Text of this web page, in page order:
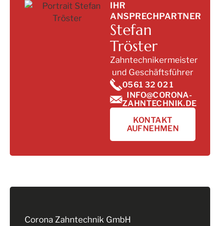
IHR
ANSPRECHPARTNER
Stefan
Tröster
Zahntechnikermeister
und Geschäftsführer
0561 32 02 1
INFO@CORONA-
ZAHNTECHNIK.DE
KONTAKT
AUFNEHMEN
Corona Zahntechnik GmbH